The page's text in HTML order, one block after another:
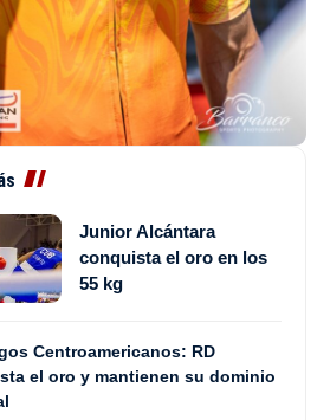
Junior Alcántara
conquista el oro en los
55 kg
Centroamericanos: RD
el oro y mantienen su dominio